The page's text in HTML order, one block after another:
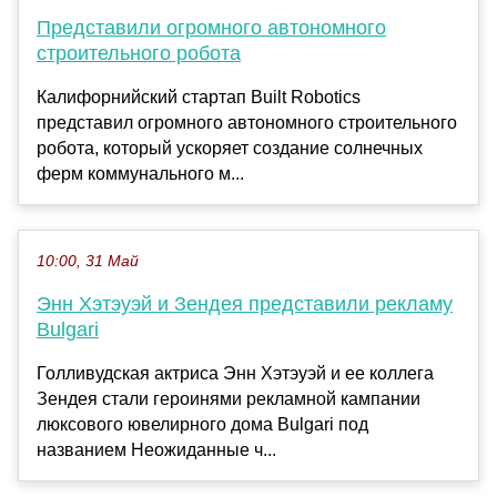
Представили огромного автономного
строительного робота
Калифорнийский стартап Built Robotics
представил огромного автономного строительного
робота, который ускоряет создание солнечных
ферм коммунального м...
10:00, 31 Май
Энн Хэтэуэй и Зендея представили рекламу
Bulgari
Голливудская актриса Энн Хэтэуэй и ее коллега
Зендея стали героинями рекламной кампании
люксового ювелирного дома Bulgari под
названием Неожиданные ч...